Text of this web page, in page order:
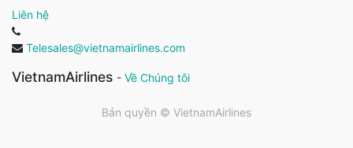
Liên hệ
Telesales@vietnamairlines.com
VietnamAirlines - Về Chúng tôi
Bản quyền © VietnamAirlines